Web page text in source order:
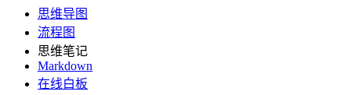
思维导图
流程图
思维笔记
Markdown
在线白板